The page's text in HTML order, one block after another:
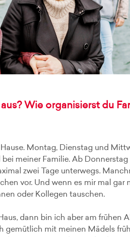
Wie organisierst du
Montag, Dienstag und
meiner Familie. Ab
zwei Tage unterwegs.
vor. Und wenn es mir mal gar
oder Kollegen tauschen.
dann bin ich aber am frühen
gemütlich mit meinen Mädels